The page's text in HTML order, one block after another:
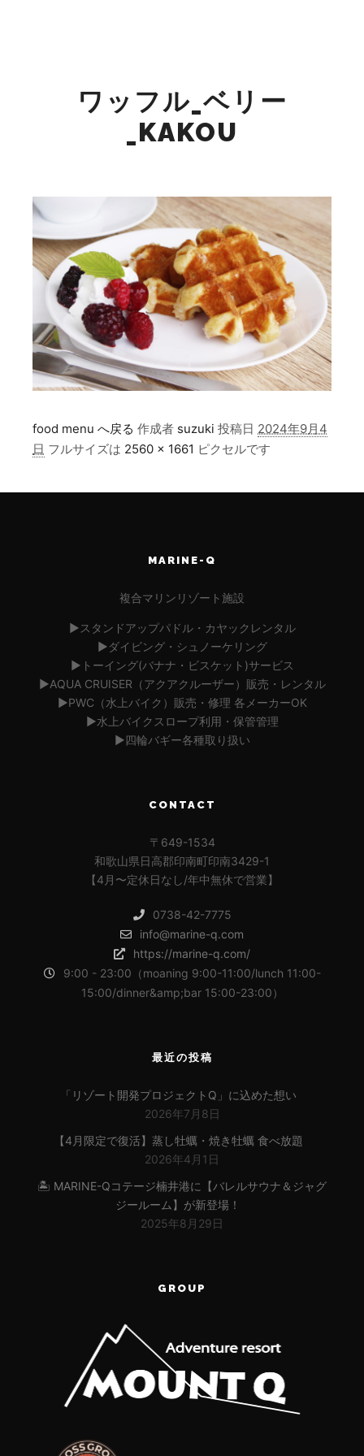
ワッフル_ベリー
_KAKOU
food menu へ戻る 作成者 suzuki 投稿日 2024年9月4
日 フルサイズは 2560 × 1661 ピクセルです
MARINE-Q
複合マリンリゾート施設
▶︎スタンドアップパドル・カヤックレンタル
▶︎ダイビング・シュノーケリング
▶︎トーイング(バナナ・ビスケット)サービス
▶︎AQUA CRUISER（アクアクルーザー）販売・レンタル
▶︎PWC（水上バイク）販売・修理 各メーカーOK
▶︎水上バイクスロープ利用・保管管理
▶︎四輪バギー各種取り扱い
CONTACT
〒649-1534
和歌山県日高郡印南町印南3429-1
【4月〜定休日なし/年中無休で営業】
0738-42-7775
info@marine-q.com
https://marine-q.com/
9:00 - 23:00（moaning 9:00-11:00/lunch 11:00-
15:00/dinner&amp;bar 15:00-23:00）
最近の投稿
「リゾート開発プロジェクトQ」に込めた想い
2026年7月8日
【4月限定で復活】蒸し牡蠣・焼き牡蠣 食べ放題
2026年4月1日
🏝 MARINE-Qコテージ楠井港に【バレルサウナ＆ジャグ
ジールーム】が新登場！
2025年8月29日
GROUP